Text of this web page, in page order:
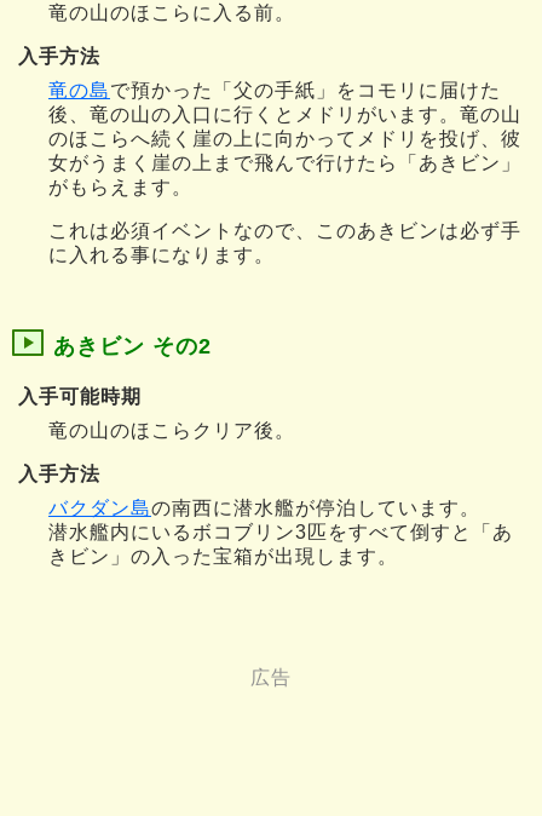
竜の山のほこらに入る前。
入手方法
竜の島で預かった「父の手紙」をコモリに届けた
後、竜の山の入口に行くとメドリがいます。竜の山
のほこらへ続く崖の上に向かってメドリを投げ、彼
女がうまく崖の上まで飛んで行けたら「あきビン」
がもらえます。
これは必須イベントなので、このあきビンは必ず手
に入れる事になります。
あきビン その2
入手可能時期
竜の山のほこらクリア後。
入手方法
バクダン島の南西に潜水艦が停泊しています。
潜水艦内にいるボコブリン3匹をすべて倒すと「あ
きビン」の入った宝箱が出現します。